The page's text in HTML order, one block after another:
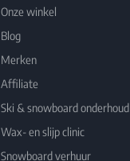
Onze winkel
Blog
Merken
Affiliate
Ski & snowboard onderhoud
Wax- en slijp clinic
Snowboard verhuur